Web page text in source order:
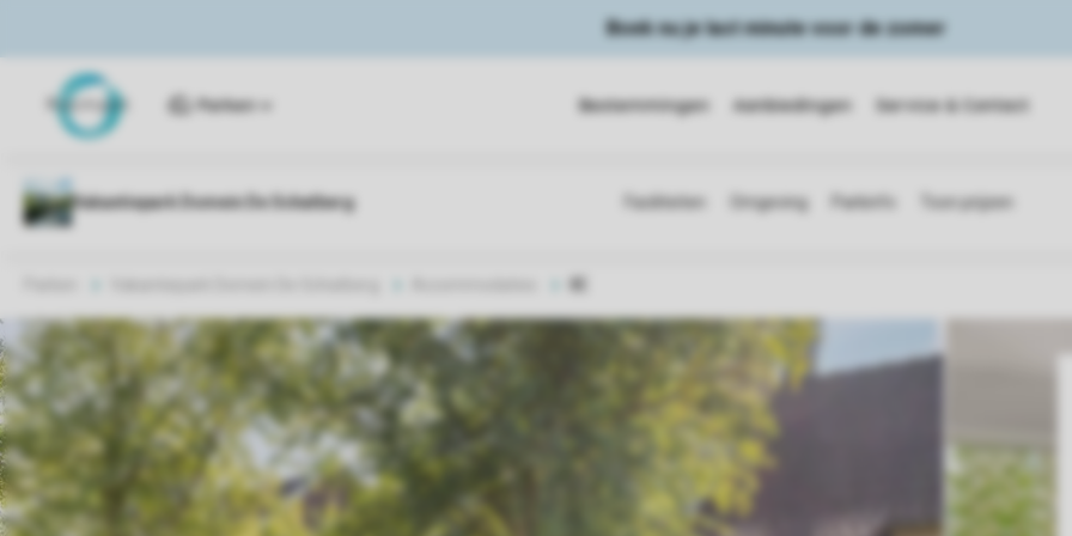
Boek nu je last minute voor de zomer
Parken Bestemmingen Aanbiedingen Service & Contact